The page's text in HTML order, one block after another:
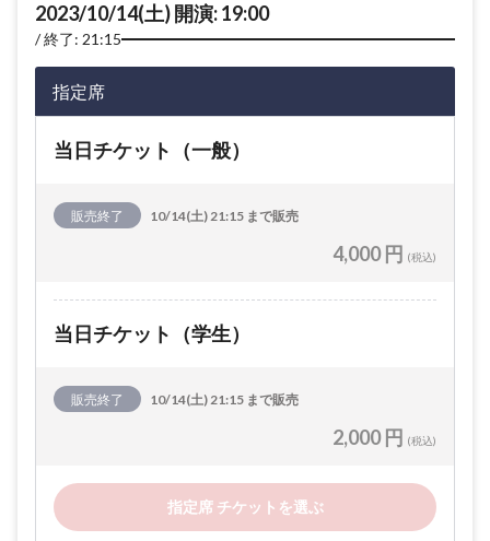
2023/10/14(土) 開演: 19:00
終了: 21:15
指定席
当日チケット（一般）
販売終了 10/14(土) 21:15 まで販売
4,000 円 (税込)
当日チケット（学生）
販売終了 10/14(土) 21:15 まで販売
2,000 円 (税込)
指定席 チケットを選ぶ